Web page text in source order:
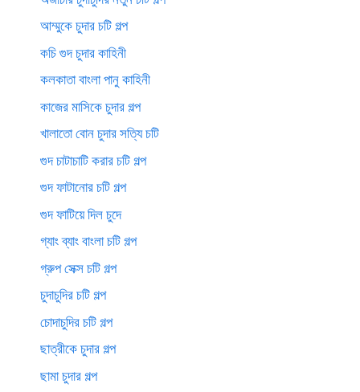
আম্মুকে চুদার চটি গল্প
কচি গুদ চুদার কাহিনী
কলকাতা বাংলা পানু কাহিনী
কাজের মাসিকে চুদার গল্প
খালাতো বোন চুদার সত্যি চটি
গুদ চাটাচাটি করার চটি গল্প
গুদ ফাটানোর চটি গল্প
গুদ ফাটিয়ে দিল চুদে
গ্যাং ব্যাং বাংলা চটি গল্প
গ্রুপ সেক্স চটি গল্প
চুদাচুদির চটি গল্প
চোদাচুদির চটি গল্প
ছাত্রীকে চুদার গল্প
ছামা চুদার গল্প